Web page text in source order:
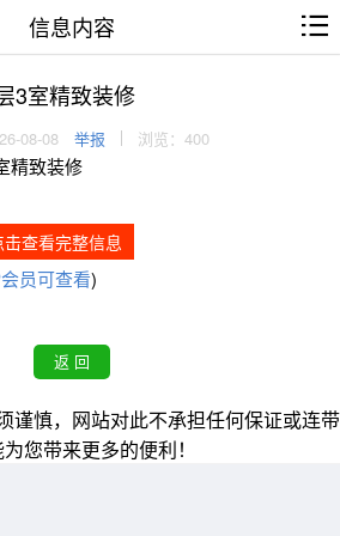
信息内容
3室精致装修
08-08 举报 浏览：400
精致装修
击查看完整信息
员可查看)
谨慎，网站对此不承担任何保证或连带
您带来更多的便利！